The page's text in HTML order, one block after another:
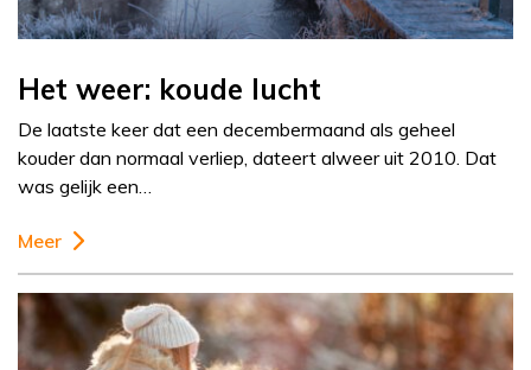
Het weer: koude lucht
De laatste keer dat een decembermaand als geheel
kouder dan normaal verliep, dateert alweer uit 2010. Dat
was gelijk een…
Meer